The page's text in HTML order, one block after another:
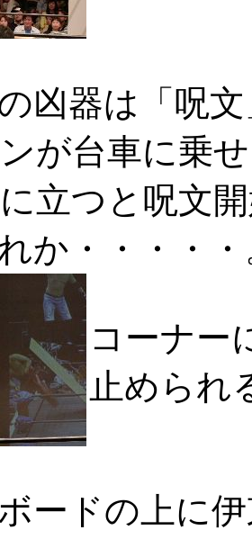
凶器は「呪
が台車に乗
立つと呪文
か・・・・
コーナー
止められ
ードの上に